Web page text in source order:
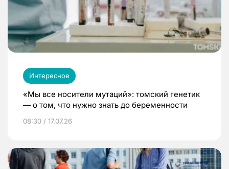
Интересное
«Мы все носители мутаций»: томский генетик
— о том, что нужно знать до беременности
08:30 / 17.07.26